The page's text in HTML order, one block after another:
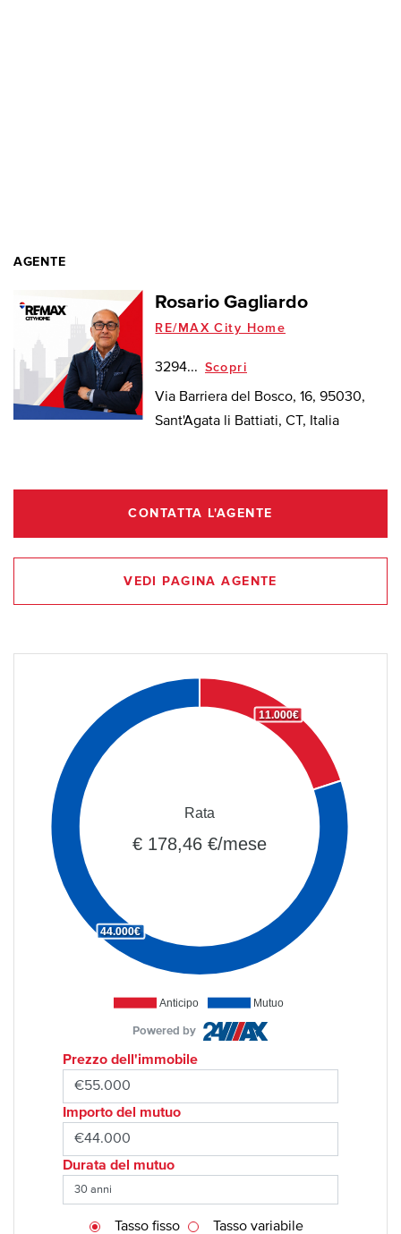
AGENTE
Rosario Gagliardo
RE/MAX City Home
3294... Scopri
Via Barriera del Bosco, 16, 95030,
Sant'Agata li Battiati, CT, Italia
CONTATTA L'AGENTE
VEDI PAGINA AGENTE
Anticipo Mutuo
11.000€
44.000€
Rata
€ 178,46 €/mese
Powered by
Prezzo dell'immobile
Importo del mutuo
Durata del mutuo
Tasso fisso Tasso variabile